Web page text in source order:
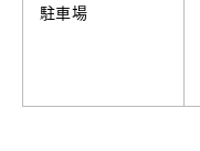
駐車場